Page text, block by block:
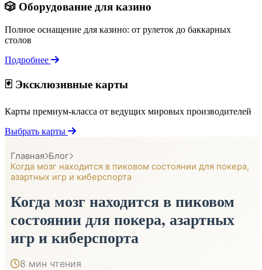
🎲 Оборудование для казино
Полное оснащение для казино: от рулеток до баккарных
столов
Подробнее
🃏 Эксклюзивные карты
Карты премиум-класса от ведущих мировых производителей
Выбрать карты
Главная Блог
Когда мозг находится в пиковом состоянии для покера,
азартных игр и киберспорта
Когда мозг находится в пиковом
состоянии для покера, азартных
игр и киберспорта
8 мин чтения